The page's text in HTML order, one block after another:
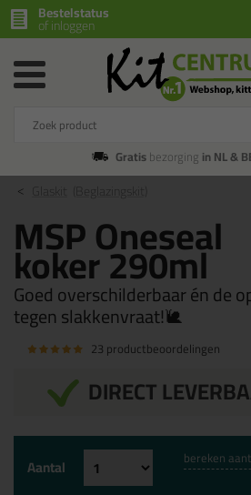
Bestelstatus
of inloggen
Gratisbezorging in NL &
MSP Oneseal
koker 290ml
Goed overschilderbaar én de
tegen slakkenvraat!🐌
23 productbeoordelingen
DIRECT
Aantal bereken